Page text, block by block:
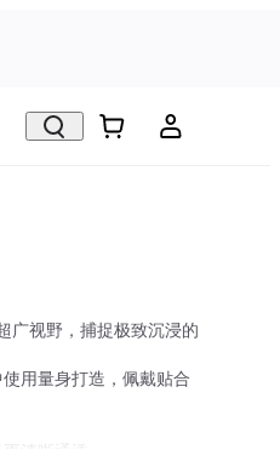
VR看房
广视野，捕捉极致沉浸的
用量身打造，佩戴贴合